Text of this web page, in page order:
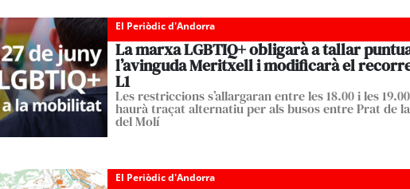
El Periòdic d'Andorra
La marxa LGBTIQ+ obligarà a tallar
l’avinguda Meritxell i modificarà el
L1
Les restriccions s’allargaran entre les 18.00 i les
haurà traçat alternatiu per als busos entre Prat de
del Molí
El Periòdic d'Andorra